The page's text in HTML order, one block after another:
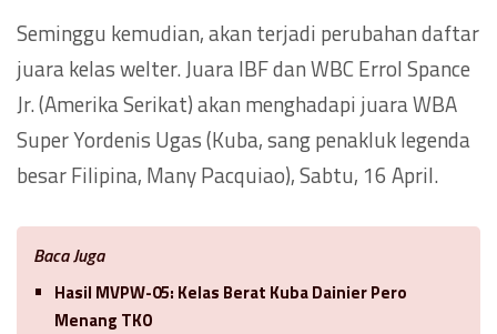
Seminggu kemudian, akan terjadi perubahan daftar
juara kelas welter. Juara IBF dan WBC Errol Spance
Jr. (Amerika Serikat) akan menghadapi juara WBA
Super Yordenis Ugas (Kuba, sang penakluk legenda
besar Filipina, Many Pacquiao), Sabtu, 16 April.
Baca Juga
Hasil MVPW-05: Kelas Berat Kuba Dainier Pero
Menang TKO